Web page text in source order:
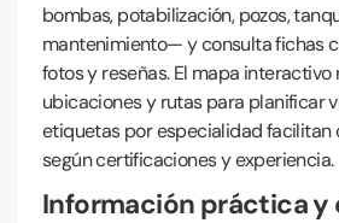
bombas, potabilización, pozos,
mantenimiento— y consulta fichas
fotos y reseñas. El mapa interactivo
ubicaciones y rutas para planificar
etiquetas por especialidad facilitan
según certificaciones y experiencia.
Información práctica